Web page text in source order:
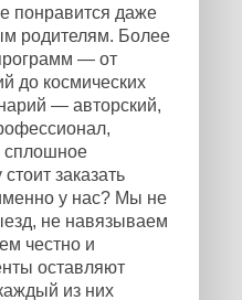
понравится даже
родителям. Более
— от
до космических
— авторский,
заказать
у нас? Мы не
не навязываем
честно и
оставляют
из них